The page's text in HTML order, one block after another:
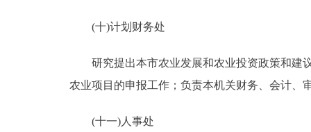
(十)计划财务处
研究提出本市农业发展和农业投资政策和建议
农业项目的申报工作；负责本机关财务、会计、
(十一)人事处